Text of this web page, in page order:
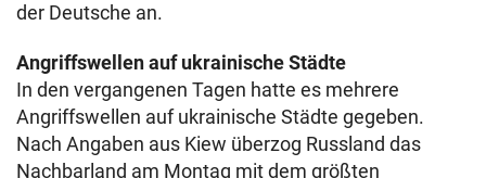
der Deutsche an.
Angriffswellen auf ukrainische Städte
In den vergangenen Tagen hatte es mehrere
Angriffswellen auf ukrainische Städte gegeben.
Nach Angaben aus Kiew überzog Russland das
Nachbarland am Montag mit dem größten